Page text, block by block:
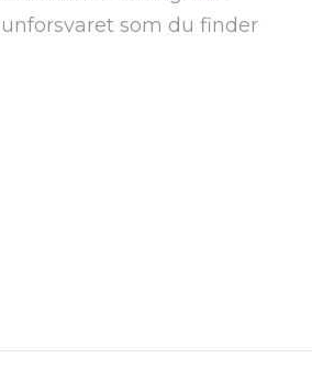
som du finder